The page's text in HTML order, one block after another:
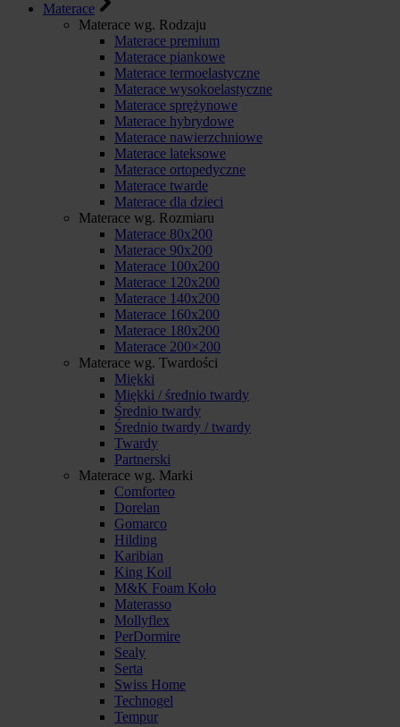
Materace
Materace wg. Rodzaju
Materace premium
Materace piankowe
Materace termoelastyczne
Materace wysokoelastyczne
Materace sprężynowe
Materace hybrydowe
Materace nawierzchniowe
Materace lateksowe
Materace ortopedyczne
Materace twarde
Materace dla dzieci
Materace wg. Rozmiaru
Materace 80x200
Materace 90x200
Materace 100x200
Materace 120x200
Materace 140x200
Materace 160x200
Materace 180x200
Materace 200×200
Materace wg. Twardości
Miękki
Miękki / średnio twardy
Średnio twardy
Średnio twardy / twardy
Twardy
Partnerski
Materace wg. Marki
Comforteo
Dorelan
Gomarco
Hilding
Karibian
King Koil
M&K Foam Koło
Materasso
Mollyflex
PerDormire
Sealy
Serta
Swiss Home
Technogel
Tempur